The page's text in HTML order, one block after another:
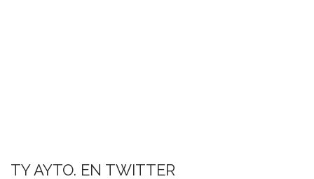
TY AYTO. EN TWITTER